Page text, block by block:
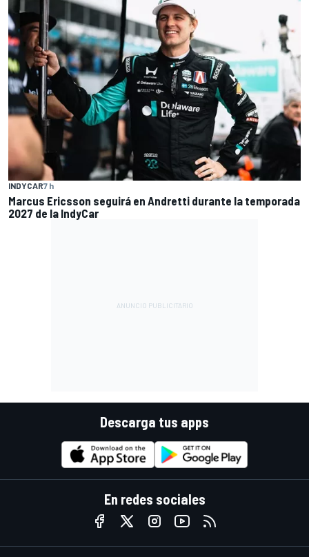
INDYCAR7 h
Marcus Ericsson seguirá en Andretti durante la temporada
2027 de la IndyCar
Descarga tus apps
En redes sociales